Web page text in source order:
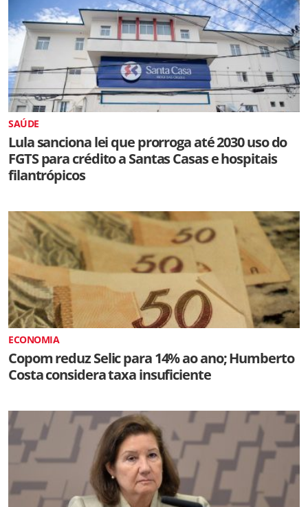
SAÚDE
Lula sanciona lei que prorroga até 2030 uso do
FGTS para crédito a Santas Casas e hospitais
filantrópicos
ECONOMIA
Copom reduz Selic para 14% ao ano; Humberto
Costa considera taxa insuficiente